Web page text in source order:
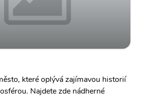
které oplývá zajímavou historií
Najdete zde nádherné